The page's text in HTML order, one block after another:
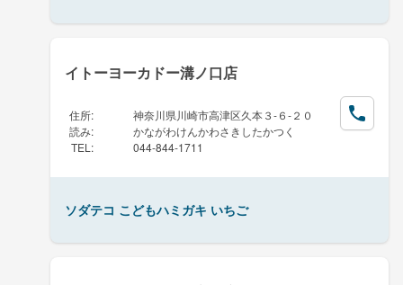
イトーヨーカドー溝ノ口店
住所:
神奈川県川崎市高津区久本３-６-２０
読み:
かながわけんかわさきしたかつく
TEL : 044-844-1711
ソダテコ こどもハミガキ いちご